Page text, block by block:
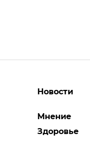
Новости
Мнение
Здоровье